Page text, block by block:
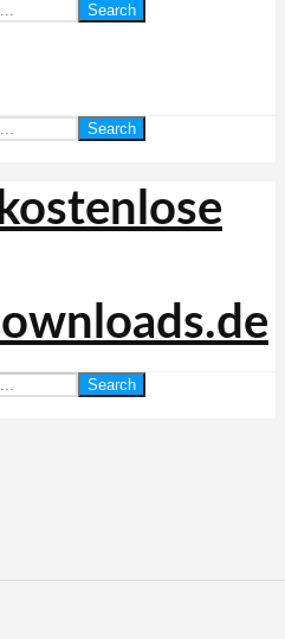
Search
Search
Search